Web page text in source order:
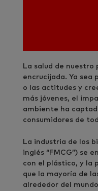
La salud de nuestro
encrucijada. Ya sea
o las actitudes y
más jóvenes, el
ambiente ha
consumidores de
La industria de los
inglés “FMCG”) se
con el plástico, y la
que la mayoría de
alrededor del